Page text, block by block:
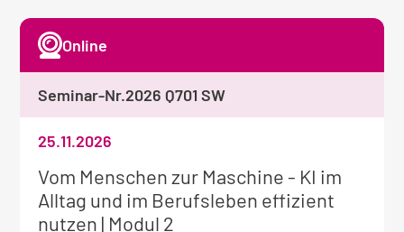
Weitere
Informationen
zum
Vom Menschen zur Maschine - KI im
Alltag und im Berufsleben effizient
nutzen | Modul 2
25.11.2026
Online
Seminar-Nr.2026 Q701 SW